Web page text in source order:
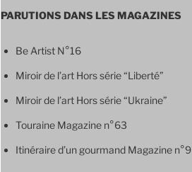
PARUTIONS DANS LES MAGAZINES
Be Artist N°16
Miroir de l’art Hors série “Liberté”
Miroir de l’art Hors série “Ukraine”
Touraine Magazine n°63
Itinéraire d’un gourmand Magazine n°9